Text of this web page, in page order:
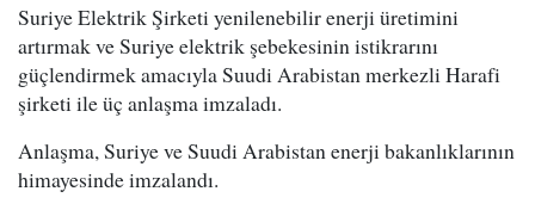
Suriye Elektrik Şirketi yenilenebilir enerji üretimini
artırmak ve Suriye elektrik şebekesinin istikrarını
güçlendirmek amacıyla Suudi Arabistan merkezli Harafi
şirketi ile üç anlaşma imzaladı.
Anlaşma, Suriye ve Suudi Arabistan enerji bakanlıklarının
himayesinde imzalandı.